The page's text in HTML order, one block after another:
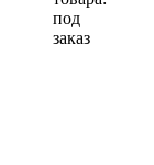
под
заказ